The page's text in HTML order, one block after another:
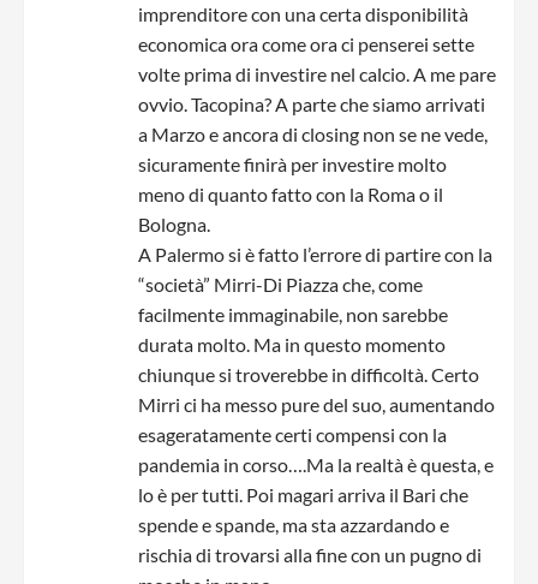
imprenditore con una certa disponibilità
economica ora come ora ci penserei sette
volte prima di investire nel calcio. A me pare
ovvio. Tacopina? A parte che siamo arrivati
a Marzo e ancora di closing non se ne vede,
sicuramente finirà per investire molto
meno di quanto fatto con la Roma o il
Bologna.
A Palermo si è fatto l’errore di partire con la
“società” Mirri-Di Piazza che, come
facilmente immaginabile, non sarebbe
durata molto. Ma in questo momento
chiunque si troverebbe in difficoltà. Certo
Mirri ci ha messo pure del suo, aumentando
esageratamente certi compensi con la
pandemia in corso….Ma la realtà è questa, e
lo è per tutti. Poi magari arriva il Bari che
spende e spande, ma sta azzardando e
rischia di trovarsi alla fine con un pugno di